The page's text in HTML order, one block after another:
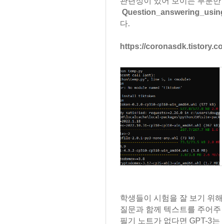
다.
https://
학생들이 시험을 잘 보기 위
질문과 함께 텍스트를 주어
필기 노트가 없다면 GPT-3